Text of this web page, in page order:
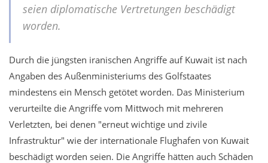
seien diplomatische Vertretungen beschädigt
worden.
Durch die jüngsten iranischen Angriffe auf Kuwait ist nach
Angaben des Außenministeriums des Golfstaates
mindestens ein Mensch getötet worden. Das Ministerium
verurteilte die Angriffe vom Mittwoch mit mehreren
Verletzten, bei denen "erneut wichtige und zivile
Infrastruktur" wie der internationale Flughafen von Kuwait
beschädigt worden seien. Die Angriffe hätten auch Schäden